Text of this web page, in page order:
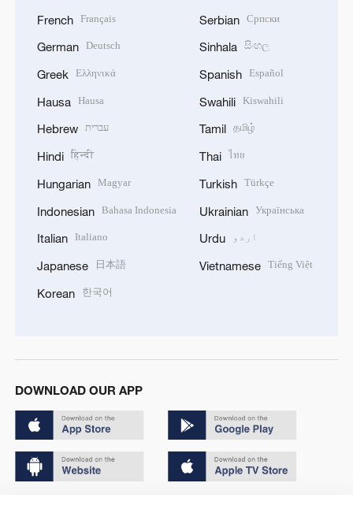
French Français
German Deutsch
Greek Ελληνικά
Hausa Hausa
Hebrew עברית
Hindi हिन्दी
Hungarian Magyar
Indonesian Bahasa Indonesia
Italian Italiano
Japanese 日本語
Korean 한국어
Serbian Српски
Sinhala සිංහල
Spanish Español
Swahili Kiswahili
Tamil தமிழ்
Thai ไทย
Turkish Türkçe
Ukrainian Українська
Urdu اردو
Vietnamese Tiếng Việt
DOWNLOAD OUR APP